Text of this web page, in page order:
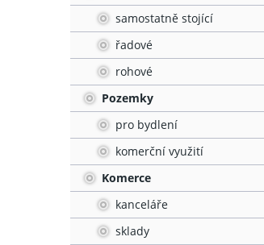
samostatně stojící
řadové
rohové
Pozemky
pro bydlení
komerční využití
Komerce
kanceláře
sklady